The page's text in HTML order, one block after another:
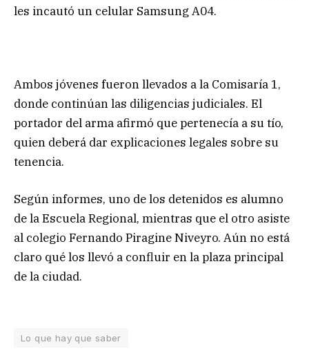
les incautó un celular Samsung A04.
Ambos jóvenes fueron llevados a la Comisaría 1,
donde continúan las diligencias judiciales. El
portador del arma afirmó que pertenecía a su tío,
quien deberá dar explicaciones legales sobre su
tenencia.
Según informes, uno de los detenidos es alumno
de la Escuela Regional, mientras que el otro asiste
al colegio Fernando Piragine Niveyro. Aún no está
claro qué los llevó a confluir en la plaza principal
de la ciudad.
Lo que hay que saber